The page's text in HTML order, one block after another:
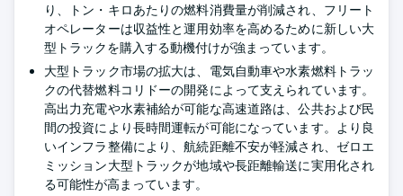
り、トン・キロあたりの燃料消費量が削減され、フリート
オペレーターは収益性と運用効率を高めるために新しい大
型トラックを購入する動機付けが強まっています。
大型トラック市場の拡大は、電気自動車や水素燃料トラッ
クの代替燃料コリドーの開発によって支えられています。
高出力充電や水素補給が可能な高速道路は、公共および民
間の投資により長時間運転が可能になっています。より良
いインフラ整備により、航続距離不安が軽減され、ゼロエ
ミッション大型トラックが地域や長距離輸送に実用化され
る可能性が高まっています。